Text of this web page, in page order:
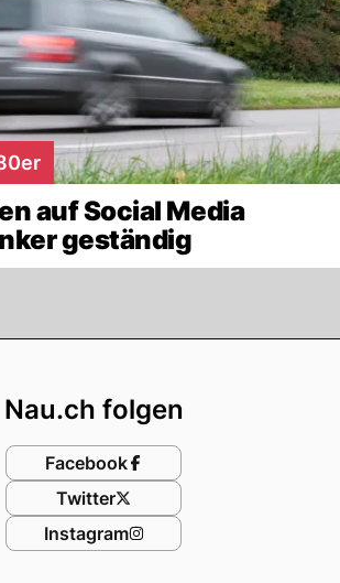
auf Social Media
geständig
Nau.ch folgen
Facebook
Twitter
Instagram